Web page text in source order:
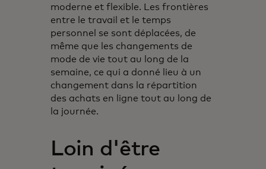
moderne et flexible. Les frontières
entre le travail et le temps
personnel se sont déplacées, de
même que les changements de
mode de vie tout au long de la
semaine, ce qui a donné lieu à un
changement dans la répartition
des achats en ligne tout au long de
la journée.
Loin d'être